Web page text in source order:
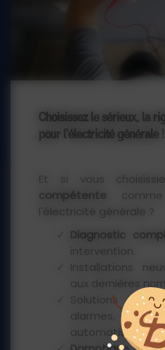
remplacement de
service, création
Choisissez le sérieux, la
pour l'électricité générale !
Et si vous
compétente
l'électricité générale ?
Diagnostic
intervention.
aux dernières
Solutions de sécurité intégrées :
alarmes,
automatisés.